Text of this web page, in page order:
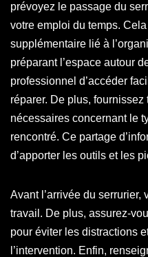
prévoyez le passage du
votre emploi du temps.
supplémentaire lié à
préparant l’espace autour
professionnel d’accéder
réparer. De plus,
nécessaires concernant le
rencontré. Ce partage
d’apporter les outils et les
Avant l’arrivée du serrurier,
travail. De plus, assurez-
pour éviter les distractions
l’intervention. Enfin,